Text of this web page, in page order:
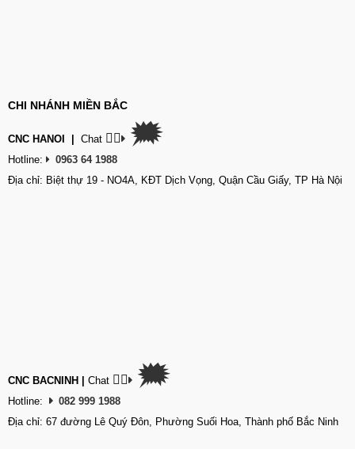
CHI NHÁNH MIỀN BẮC
CNC HANOI Chat 👉🏽 🗯
Hotline:
0963 64 1988
Địa chỉ: Biệt thự 19 - NO4A, KĐT Dịch Vọng, Quận Cầu Giấy, TP Hà Nội
CNC BACNINH Chat 👉🏽 🗯
Hotline:
082 999 1988
Địa chỉ: 67 đường Lê Quý Đôn, Phường Suối Hoa, Thành phố Bắc Ninh